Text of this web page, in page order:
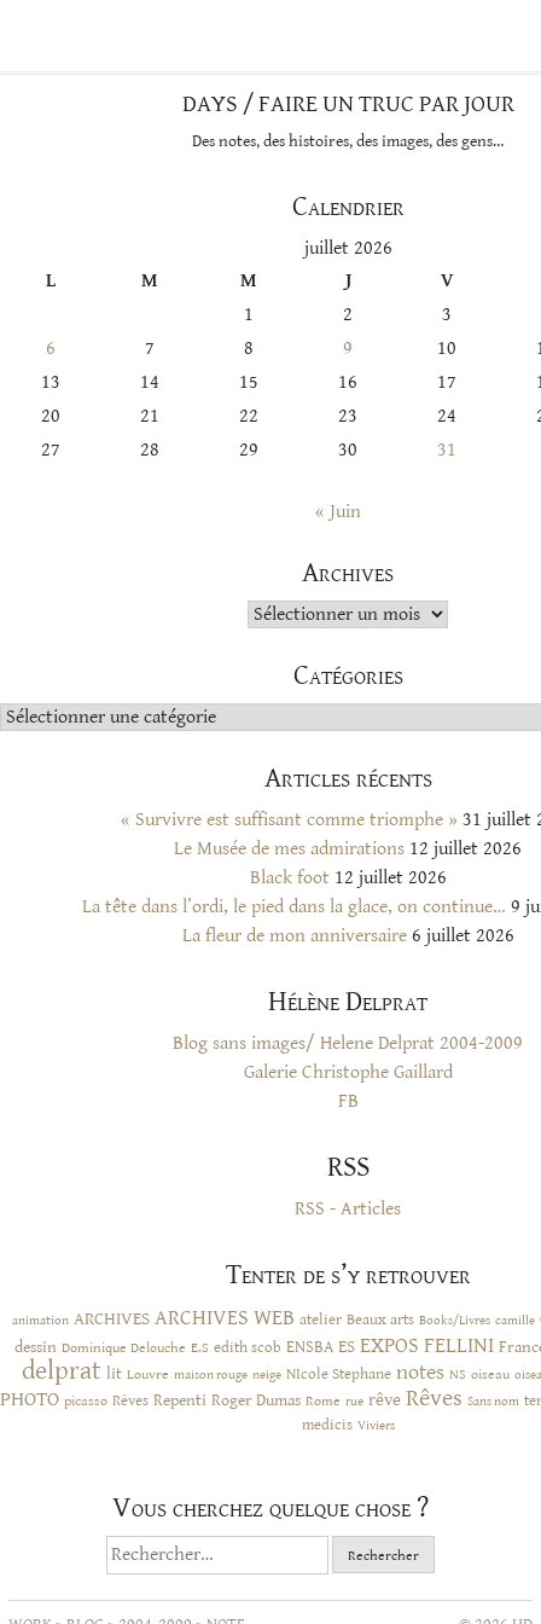
DAYS / FAIRE UN TRUC PAR JOUR
Des notes, des histoires, des images, des gens…
Calendrier
juillet 2026
L
M M J
V
1
2
3
6
7 8 9 10
13
14 15 16 17
20
21 22 23 24
27
28 29 30 31
« Juin
Archives
Archives
Catégories
Catégories
Articles récents
« Survivre est suffisant comme triomphe » 31 juillet
Le Musée de mes admirations 12 juillet 2026
Black foot 12 juillet 2026
La tête dans l’ordi, le pied dans la glace, on continue… 9
La fleur de mon anniversaire 6 juillet 2026
Hélène Delprat
Blog sans images/ Helene Delprat 2004-2009
Galerie Christophe Gaillard
FB
RSS
RSS - Articles
Tenter de s’y retrouver
animation ARCHIVES ARCHIVES WEB atelier Beaux arts Books/Livres camille
dessin Dominique Delouche E.S edith scob ENSBA ES EXPOS FELLINI
delprat lit Louvre maison rouge neige NIcole Stephane notes NS oiseau
PHOTO picasso Rêves Repenti Roger Dumas Rome rue rêve Rêves Sans nom
medicis Viviers
Vous cherchez quelque chose ?
Rechercher :